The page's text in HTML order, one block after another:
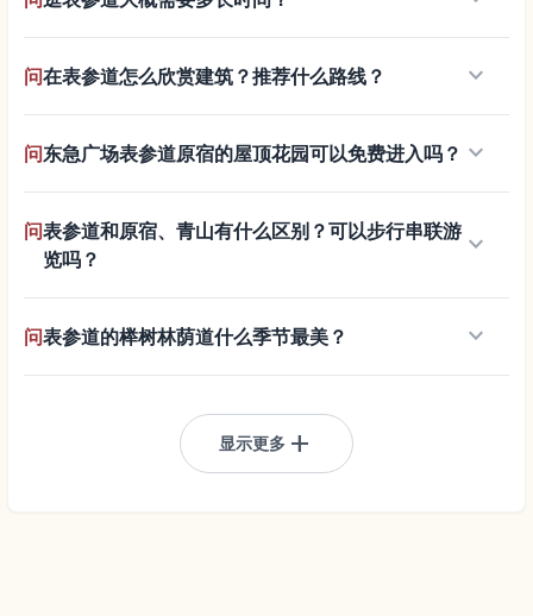
问在表参道怎么欣赏建筑？推荐什么路线？ keyboard_arrow_down
问东急广场表参道原宿的屋顶花园可以免费进入吗？ keyboard_arrow_down
问表参道和原宿、青山有什么区别？可以步行串联游
览吗？
keyboard_arrow_down
问表参道的榉树林荫道什么季节最美？ keyboard_arrow_down
显示更多 add